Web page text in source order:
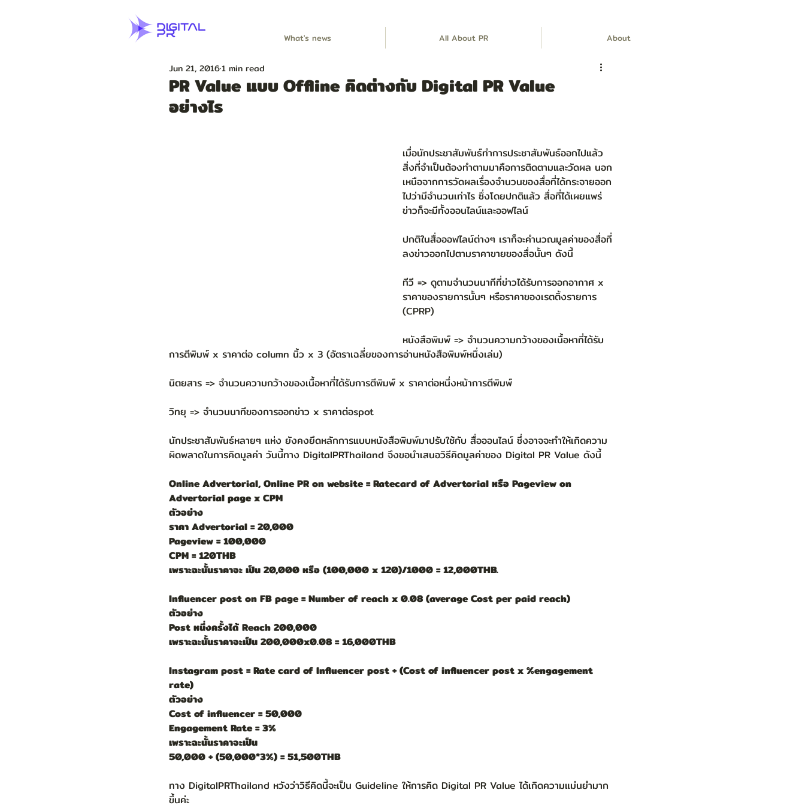
What's news All About PR About
PR Value แบบ Offline คิดต่างกับ Digital PR Value
อย่างไร
Jun 21, 20161 min read
เมื่อนักประชาสัมพันธ์ทำการประชาสัมพันธ์ออกไปแล้ว
สิ่งที่จำเป็นต้องทำตามมาคือการติดตามและวัดผล นอก
เหนือจากการวัดผลเรื่องจำนวนของสื่อที่ได้กระจายออก
ไปว่ามีจำนวนเท่าไร ซึ่งโดยปกติแล้ว สื่อที่ได้เผยแพร่
ข่าวก็จะมีทั้งออนไลน์และออฟไลน์
ปกติในสื่อออฟไลน์ต่างๆ เราก็จะคำนวณมูลค่าของสื่อที่
ลงข่าวออกไปตามราคาขายของสื่อนั้นๆ ดังนี้
ทีวี => ดูตามจำนวนนาทีที่ข่าวได้รับการออกอากาศ x
ราคาของรายการนั้นๆ หรือราคาของเรตติ้งรายการ
(CPRP)
หนังสือพิมพ์ => จำนวนความกว้างของเนื้อหาที่ได้รับ
การตีพิมพ์ x ราคาต่อ column นิ้ว x 3 (อัตราเฉลี่ยของการอ่านหนังสือพิมพ์หนึ่งเล่ม)
นิตยสาร => จำนวนความกว้างของเนื้อหาที่ได้รับการตีพิมพ์ x ราคาต่อหนึ่งหน้าการตีพิมพ์
วิทยุ => จำนวนนาทีของการออกข่าว x ราคาต่อspot
นักประชาสัมพันธ์หลายๆ แห่ง ยังคงยึดหลักการแบบหนังสือพิมพ์มาปรับใช้กับ สื่อออนไลน์ ซึ่งอาจจะทำให้เกิดความ
ผิดพลาดในการคิดมูลค่า วันนี้ทาง DigitalPRThailand จึงขอนำเสนอวิธีคิดมูลค่าของ Digital PR Value ดังนี้
Online Advertorial, Online PR on website = Ratecard of Advertorial หรือ Pageview on
Advertorial page x CPM
ตัวอย่าง
ราคา Advertorial = 20,000
Pageview = 100,000
CPM = 120THB
เพราะฉะนั้นราคาจะ เป็น 20,000 หรือ (100,000 x 120)/1000 = 12,000THB.
Influencer post on FB page = Number of reach x 0.08 (average Cost per paid reach)
ตัวอย่าง
Post หนึ่งครั้งได้ Reach 200,000
เพราะฉะนั้นราคาจะเป็น 200,000x0.08 = 16,000THB
Instagram post = Rate card of Influencer post + (Cost of influencer post x %engagement
rate)
ตัวอย่าง
Cost of influencer = 50,000
Engagement Rate = 3%
เพราะฉะนั้นราคาจะเป็น
50,000 + (50,000*3%) = 51,500THB
ทาง DigitalPRThailand หวังว่าวิธีคิดนี้จะเป็น Guideline ให้การคิด Digital PR Value ได้เกิดความแม่นยำมาก
ขึ้นค่ะ